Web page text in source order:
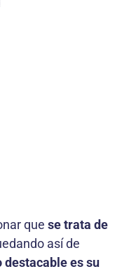
que se trata de
así de
destacable es su